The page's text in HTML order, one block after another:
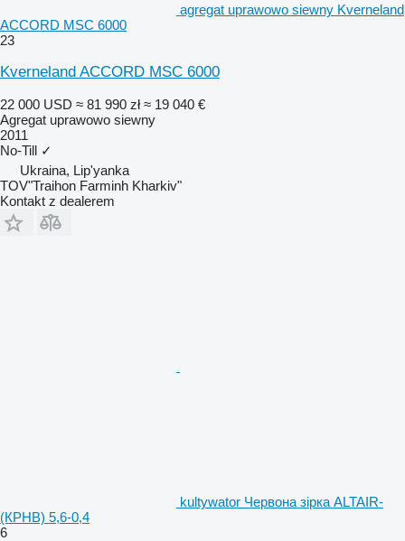
agregat uprawowo siewny Kverneland
ACCORD MSC 6000
23
Kverneland ACCORD MSC 6000
22 000 USD ≈ 81 990 zł ≈ 19 040 €
Agregat uprawowo siewny
2011
No-Till ✓
Ukraina, Lip'yanka
TOV"Traihon Farminh Kharkiv"
Kontakt z dealerem
kultywator Червона зірка ALTAIR-
(КРНВ) 5,6-0,4
6